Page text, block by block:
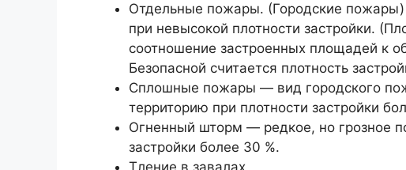
Отдельные пожары. (Городские
при невысокой плотности застройки.
соотношение застроенных площадей к
Безопасной считается плотность
Сплошные пожары — вид городского
территорию при плотности застройки
Огненный шторм — редкое, но грозное
застройки более 30 %.
Тление в завалах.